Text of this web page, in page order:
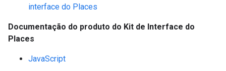
interface do Places
Documentação do produto do Kit de Interface do
Places
JavaScript